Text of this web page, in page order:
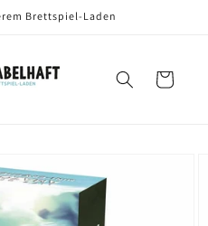
Brettspiel-Laden
Warenkorb